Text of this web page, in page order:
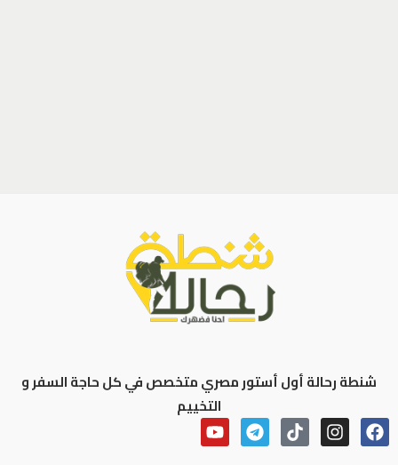
شنطة رحالة أول أستور مصري متخصص في كل حاجة السفر و
التخييم